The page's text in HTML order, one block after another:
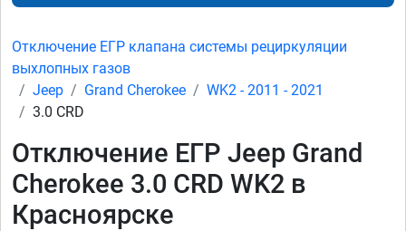
Отключение ЕГР клапана системы рециркуляции
выхлопных газов
Jeep
Grand Cherokee
WK2 - 2011 - 2021
3.0 CRD
Отключение ЕГР Jeep Grand
Cherokee 3.0 CRD WK2 в
Красноярске